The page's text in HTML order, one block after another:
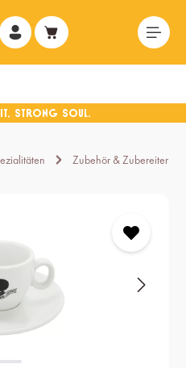
Zubehör & Zubereiter